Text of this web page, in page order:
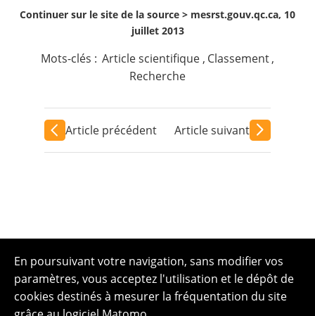
Continuer sur le site de la source > mesrst.gouv.qc.ca, 10
juillet 2013
Mots-clés : Article scientifique , Classement,
Recherche
Article précédent Article suivant
En poursuivant votre navigation, sans modifier vos
paramètres, vous acceptez l'utilisation et le dépôt de
cookies destinés à mesurer la fréquentation du site